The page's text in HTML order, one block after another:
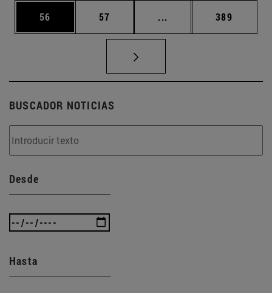
Página
56 Página
57 ... Páginas intermedias
Página
389
BUSCADOR NOTICIAS
Desde
Hasta